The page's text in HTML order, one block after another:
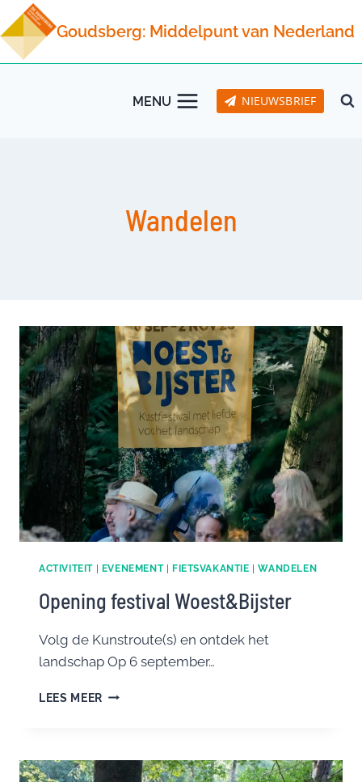
Doorgaan
naar
inhoud
Goudsberg: Middelpunt van Nederland
MENU NIEUWSBRIEF
Wandelen
ACTIVITEIT| EVENEMENT| FIETSVAKANTIE |WANDELEN
Opening festival Woest&Bijster
Volg de Kunstroute(s) en ontdek het
landschap Op 6 september…
LEES MEER OPENING